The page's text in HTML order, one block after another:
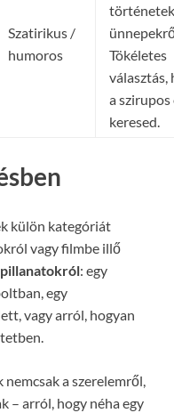
Szatirikus /
humoros
Tökéletes
választás,
a
keresed.
külön kategóriát
vagy filmbe illő
: egy
egy
vagy arról, hogyan
a szerelemről,
– arról, hogy néha egy